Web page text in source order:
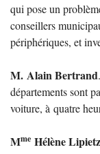
qui pose un
conseillers
périphériques, et
M. Alain Bertrand
départements sont
voiture, à quatre
Mme Hélène Lipietz